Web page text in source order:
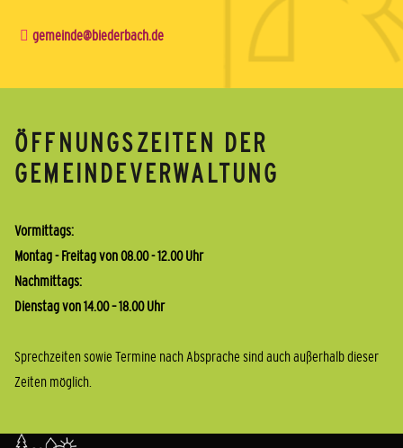
gemeinde@biederbach.de
ÖFFNUNGSZEITEN DER
GEMEINDEVERWALTUNG
Vormittags:
Montag - Freitag von 08.00 - 12.00 Uhr
Nachmittags:
Dienstag von 14.00 – 18.00 Uhr
Sprechzeiten sowie Termine nach Absprache sind auch außerhalb dieser
Zeiten möglich.